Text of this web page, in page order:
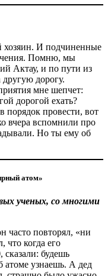
И подчиненные
Помню, мы
Актау, и по пути из
другую дорогу.
мне шепчет:
дорогой ехать?
порядок провести, вот
вчера вспомнили про
Но ты ему об
атом»
ученых, со многими
часто повторял, «ни
что когда его
сказали: будешь
атоме узнаешь. А дед